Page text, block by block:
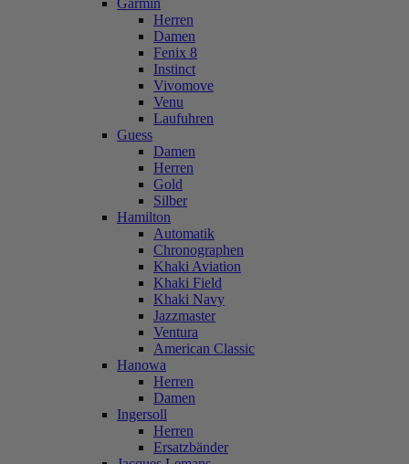
Garmin
Herren
Damen
Fenix 8
Instinct
Vivomove
Venu
Laufuhren
Guess
Damen
Herren
Gold
Silber
Hamilton
Automatik
Chronographen
Khaki Aviation
Khaki Field
Khaki Navy
Jazzmaster
Ventura
American Classic
Hanowa
Herren
Damen
Ingersoll
Herren
Ersatzbänder